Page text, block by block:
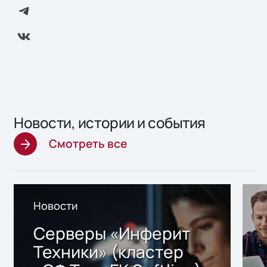
Новости, истории и события
Смотреть все
Новости
Серверы «Инферит
Техники» (кластер